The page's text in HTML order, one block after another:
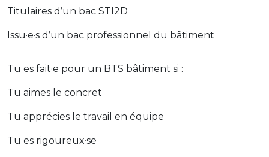
Titulaires d’un bac STI2D
Issu·e·s d’un bac professionnel du bâtiment
Tu es fait·e pour un BTS bâtiment si :
Tu aimes le concret
Tu apprécies le travail en équipe
Tu es rigoureux·se